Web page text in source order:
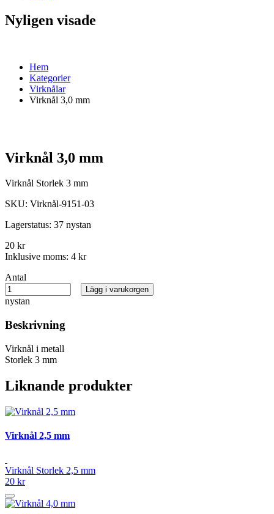
Nyligen visade
Hem
Kategorier
Virknålar
Virknål 3,0 mm
Virknål 3,0 mm
Virknål Storlek 3 mm
SKU: Virknål-9151-03
Lagerstatus: 37 nystan
20 kr
Inklusive moms: 4 kr
Antal
nystan
Lägg i varukorgen
Beskrivning
Virknål i metall
Storlek 3 mm
Liknande produkter
Virknål 2,5 mm
Virknål Storlek 2,5 mm
20 kr